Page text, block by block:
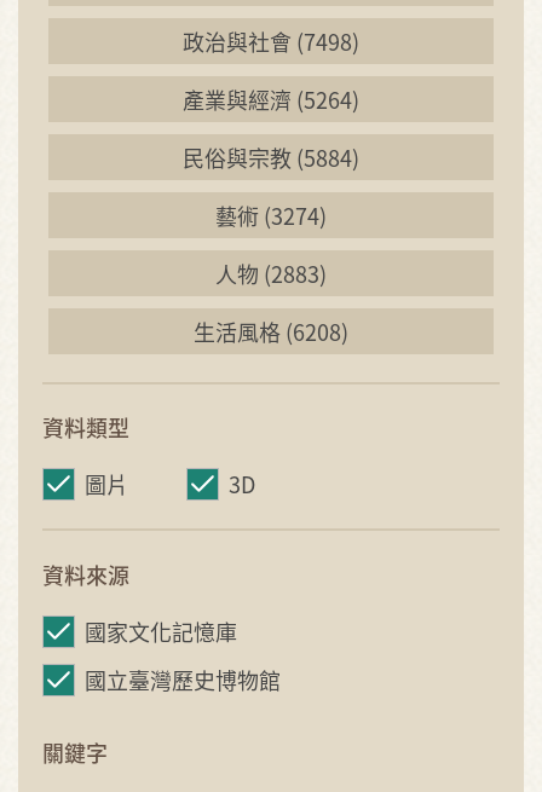
政治與社會 (7498)
產業與經濟 (5264)
民俗與宗教 (5884)
藝術 (3274)
人物 (2883)
生活風格 (6208)
資料類型
圖片
3D
資料來源
國家文化記憶庫
國立臺灣歷史博物館
關鍵字